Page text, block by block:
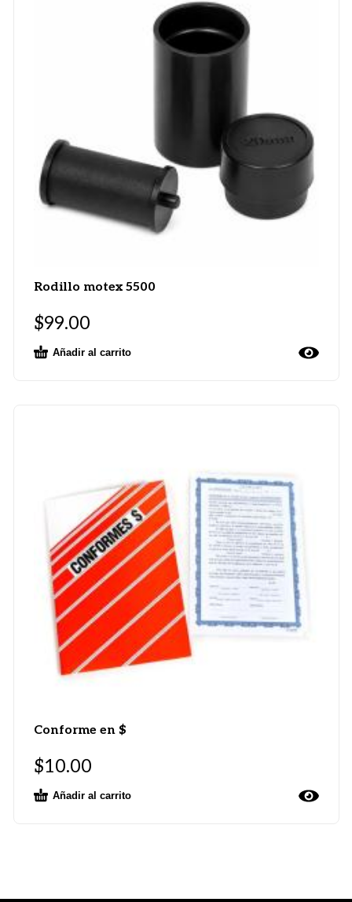
Rodillo motex 5500
$99.00
Añadir al carrito
Conforme en $
$10.00
Añadir al carrito